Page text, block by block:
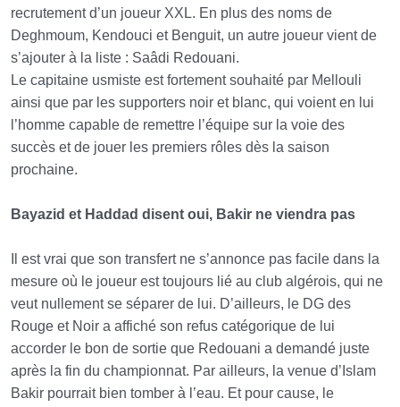
recrutement d’un joueur XXL. En plus des noms de
Deghmoum, Kendouci et Benguit, un autre joueur vient de
s’ajouter à la liste : Saâdi Redouani.
Le capitaine usmiste est fortement souhaité par Mellouli
ainsi que par les supporters noir et blanc, qui voient en lui
l’homme capable de remettre l’équipe sur la voie des
succès et de jouer les premiers rôles dès la saison
prochaine.
Bayazid et Haddad disent oui, Bakir ne viendra pas
Il est vrai que son transfert ne s’annonce pas facile dans la
mesure où le joueur est toujours lié au club algérois, qui ne
veut nullement se séparer de lui. D’ailleurs, le DG des
Rouge et Noir a affiché son refus catégorique de lui
accorder le bon de sortie que Redouani a demandé juste
après la fin du championnat. Par ailleurs, la venue d’Islam
Bakir pourrait bien tomber à l’eau. Et pour cause, le